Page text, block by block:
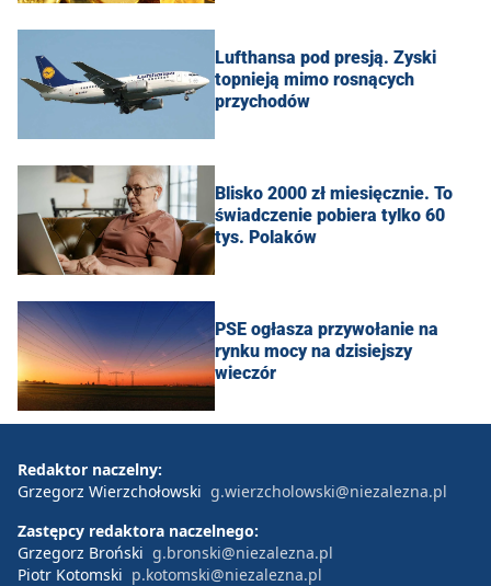
Lufthansa pod presją. Zyski
topnieją mimo rosnących
przychodów
Blisko 2000 zł miesięcznie. To
świadczenie pobiera tylko 60
tys. Polaków
PSE ogłasza przywołanie na
rynku mocy na dzisiejszy
wieczór
Redaktor naczelny:
Grzegorz Wierzchołowski g.wierzcholowski@niezalezna.pl
Zastępcy redaktora naczelnego:
Grzegorz Broński g.bronski@niezalezna.pl
Piotr Kotomski p.kotomski@niezalezna.pl